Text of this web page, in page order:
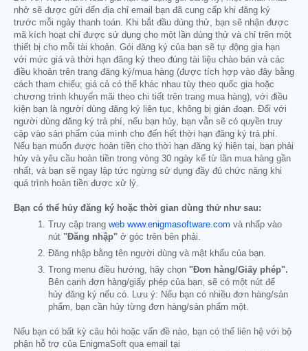
nhở sẽ được gửi đến địa chỉ email bạn đã cung cấp khi đăng ký
trước mỗi ngày thanh toán. Khi bắt đầu dùng thử, bạn sẽ nhận được
mã kích hoạt chỉ được sử dụng cho một lần dùng thử và chỉ trên một
thiết bị cho mỗi tài khoản. Gói đăng ký của bạn sẽ tự động gia hạn
với mức giá và thời hạn đăng ký theo đúng tài liệu chào bán và các
điều khoản trên trang đăng ký/mua hàng (được tích hợp vào đây bằng
cách tham chiếu; giá cả có thể khác nhau tùy theo quốc gia hoặc
chương trình khuyến mãi theo chi tiết trên trang mua hàng), với điều
kiện bạn là người dùng đăng ký liên tục, không bị gián đoạn. Đối với
người dùng đăng ký trả phí, nếu bạn hủy, bạn vẫn sẽ có quyền truy
cập vào sản phẩm của mình cho đến hết thời hạn đăng ký trả phí.
Nếu bạn muốn được hoàn tiền cho thời hạn đăng ký hiện tại, bạn phải
hủy và yêu cầu hoàn tiền trong vòng 30 ngày kể từ lần mua hàng gần
nhất, và bạn sẽ ngay lập tức ngừng sử dụng đầy đủ chức năng khi
quá trình hoàn tiền được xử lý.
Bạn có thể hủy đăng ký hoặc thời gian dùng thử như sau:
Truy cập trang web www.enigmasoftware.com và nhấp vào
nút "Đăng nhập" ở góc trên bên phải.
Đăng nhập bằng tên người dùng và mật khẩu của bạn.
Trong menu điều hướng, hãy chọn "Đơn hàng/Giấy phép".
Bên cạnh đơn hàng/giấy phép của bạn, sẽ có một nút để
hủy đăng ký nếu có. Lưu ý: Nếu bạn có nhiều đơn hàng/sản
phẩm, bạn cần hủy từng đơn hàng/sản phẩm một.
Nếu bạn có bất kỳ câu hỏi hoặc vấn đề nào, bạn có thể liên hệ với bộ
phận hỗ trợ của EnigmaSoft qua email tại